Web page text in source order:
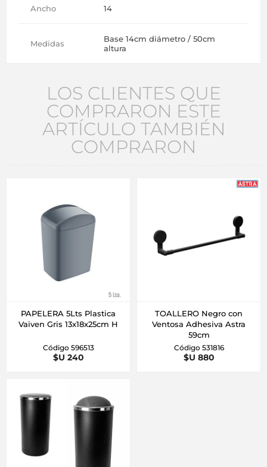
Ancho 14
Medidas
Base 14cm diámetro / 50cm
altura
LOS CLIENTES QUE
COMPRARON ESTE
ARTÍCULO TAMBIÉN
COMPRARON
PAPELERA 5Lts Plastica
Vaiven Gris 13x18x25cm H
Código 596513
$U 240
TOALLERO Negro con
Ventosa Adhesiva Astra
59cm
Código 531816
$U 880